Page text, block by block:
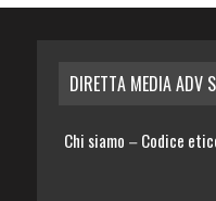
DIRETTA MEDIA
Chi siamo – Codice